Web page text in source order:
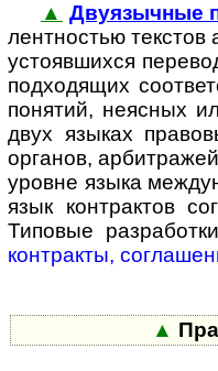
▲ Двуязычные
лен­т­нос­тью
устояв­шихся
под­ходящих
понятий, неясных
двух языках
органов,
уровне языка
язык контрактов
Типовые
контракты,
▲